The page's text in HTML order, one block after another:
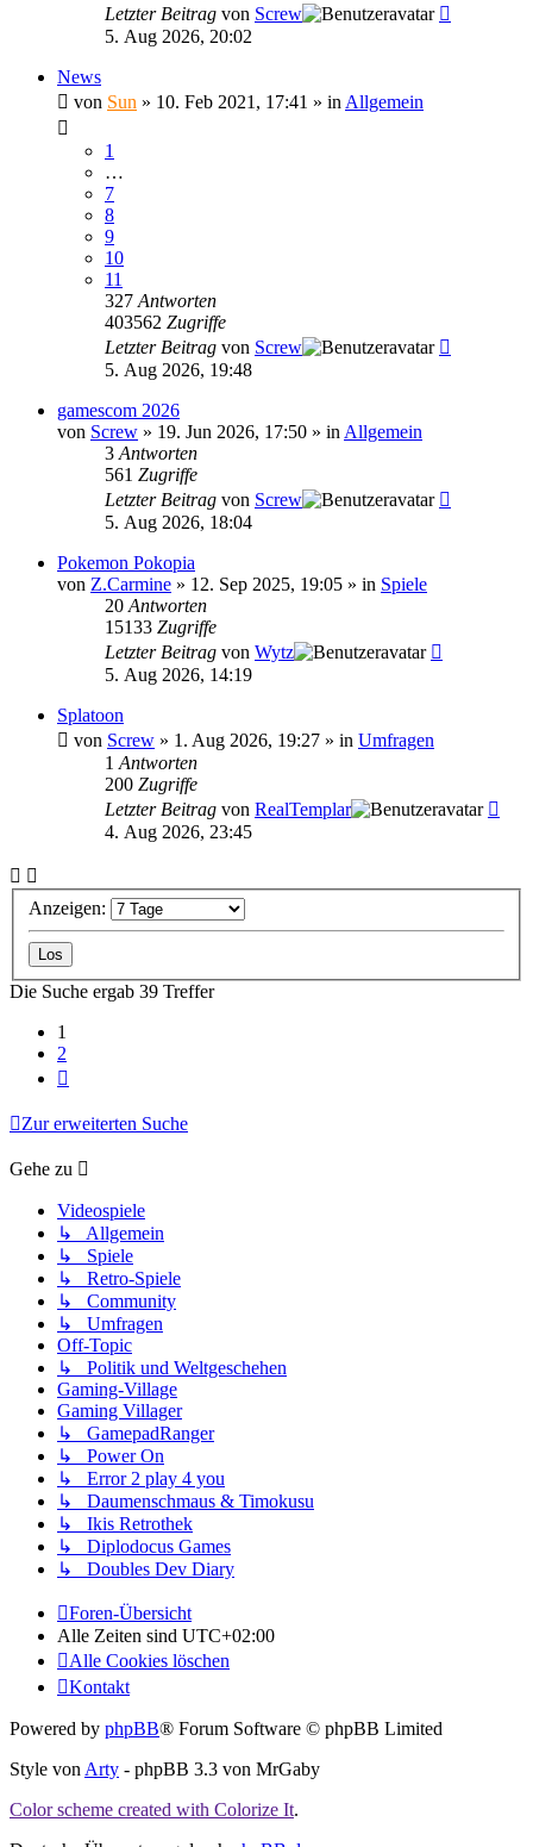
Letzter Beitrag von Screw
5. Aug 2026, 20:02
News
von Sun » 10. Feb 2021, 17:41 » in Allgemein
1
…
7
8
9
10
11
327 Antworten
403562 Zugriffe
Letzter Beitrag von Screw
5. Aug 2026, 19:48
gamescom 2026
von Screw » 19. Jun 2026, 17:50 » in Allgemein
3 Antworten
561 Zugriffe
Letzter Beitrag von Screw
5. Aug 2026, 18:04
Pokemon Pokopia
von Z.Carmine » 12. Sep 2025, 19:05 » in Spiele
20 Antworten
15133 Zugriffe
Letzter Beitrag von Wytz
5. Aug 2026, 14:19
Splatoon
von Screw » 1. Aug 2026, 19:27 » in Umfragen
1 Antworten
200 Zugriffe
Letzter Beitrag von RealTemplar
4. Aug 2026, 23:45
Anzeigen:
Die Suche ergab 39 Treffer
1
2
Zur erweiterten Suche
Gehe zu
Videospiele
↳ Allgemein
↳ Spiele
↳ Retro-Spiele
↳ Community
↳ Umfragen
Off-Topic
↳ Politik und Weltgeschehen
Gaming-Village
Gaming Villager
↳ GamepadRanger
↳ Power On
↳ Error 2 play 4 you
↳ Daumenschmaus & Timokusu
↳ Ikis Retrothek
↳ Diplodocus Games
↳ Doubles Dev Diary
Foren-Übersicht
Alle Zeiten sind UTC+02:00
Alle Cookies löschen
Kontakt
Powered by phpBB® Forum Software © phpBB Limited
Style von Arty - phpBB 3.3 von MrGaby
Color scheme created with Colorize It.